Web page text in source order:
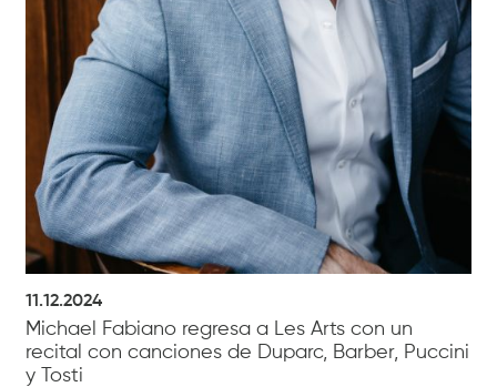
11.12.2024
Michael Fabiano regresa a Les Arts con un
recital con canciones de Duparc, Barber, Puccini
y Tosti